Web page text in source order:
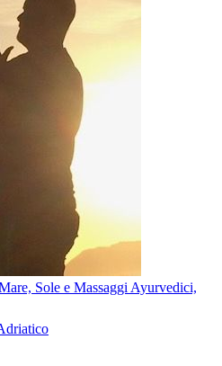
Sole e Massaggi Ayurvedici,